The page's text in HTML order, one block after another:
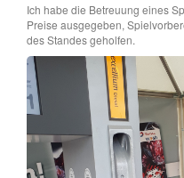
Ich habe die Betreuung eines
Preise ausgegeben,
des Standes geholfen.